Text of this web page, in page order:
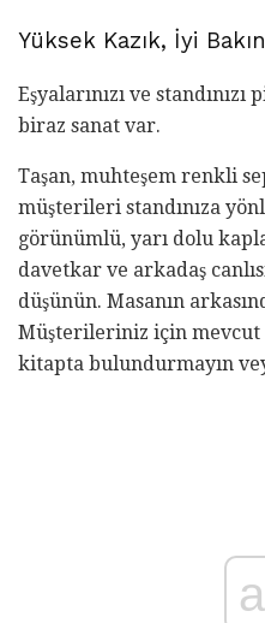
Yüksek Kazık, İyi Bakın
Eşyalarınızı ve
biraz sanat var.
Taşan, muhteşem renkli
müşterileri standınıza
görünümlü, yarı dolu
davetkar ve arkadaş
düşünün. Masanın
Müşterileriniz için
kitapta bulundurmayın